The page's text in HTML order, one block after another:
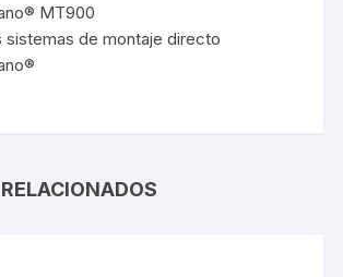
MT900
sistemas de montaje directo